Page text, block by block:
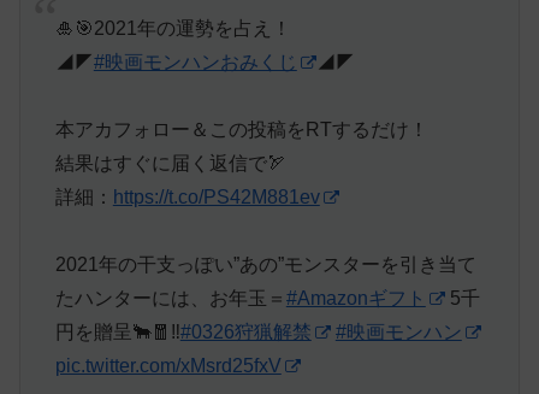
🎍🎯2021年の運勢を占え！
◢◤#映画モンハンおみくじ ◢◤
本アカフォロー＆この投稿をRTするだけ！
結果はすぐに届く返信で🏹
詳細： https://t.co/PS42M881ev
2021年の干支っぽい”あの”モンスターを引き当て
たハンターには、お年玉＝ #Amazonギフト
5千
円を贈呈🐂🧧‼️#0326狩猟解禁
#映画モンハン
pic.twitter.com/xMsrd25fxV